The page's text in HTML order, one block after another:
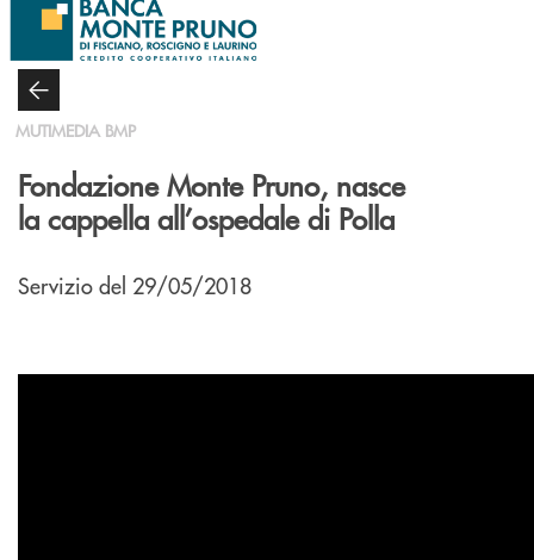
Salta al contenuto principale
MUTIMEDIA BMP
Fondazione Monte Pruno, nasce
la cappella all’ospedale di Polla
Servizio del 29/05/2018